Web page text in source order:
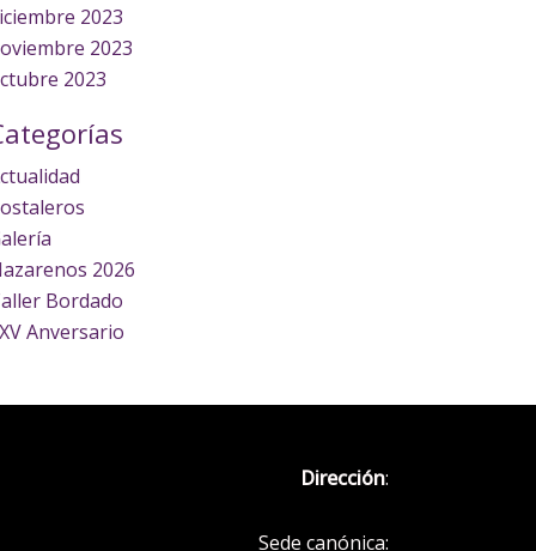
2023
2023
2023
2026
Bordado
Anversario
Dirección:
Sede canónica: